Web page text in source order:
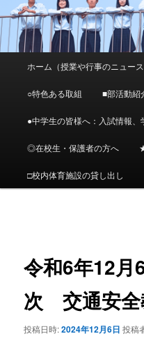
メ
イ
ン
コ
ン
ツ
へ
移
ホーム（授業や行事のニュース
○特色ある取組 ■部活動紹
●中学生の皆様へ：入試情報、
◎在校生・保護者の方へ
□校内体育施設の貸し出し
令和6年12
次 交通安全
投稿日時:2024年12月6日 投稿